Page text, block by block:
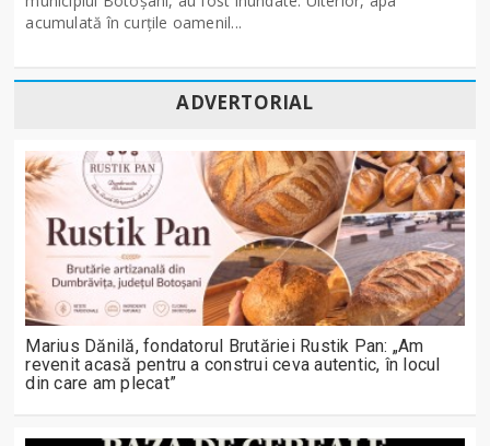
acumulată în curțile oamenil...
ADVERTORIAL
Marius Dănilă, fondatorul Brutăriei Rustik Pan: „Am
revenit acasă pentru a construi ceva autentic, în locul
din care am plecat”